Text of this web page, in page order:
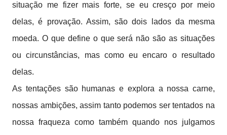
situação me fizer mais forte, se eu cresço por meio
delas, é provação. Assim, são dois lados da mesma
moeda. O que define o que será não são as situações
ou circunstâncias, mas como eu encaro o resultado
delas.
As tentações são humanas e explora a nossa carne,
nossas ambições, assim tanto podemos ser tentados na
nossa fraqueza como também quando nos julgamos